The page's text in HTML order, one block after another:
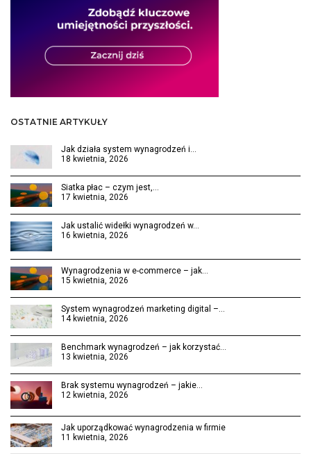
OSTATNIE ARTYKUŁY
Jak działa system wynagrodzeń i…
18 kwietnia, 2026
Siatka płac – czym jest,…
17 kwietnia, 2026
Jak ustalić widełki wynagrodzeń w…
16 kwietnia, 2026
Wynagrodzenia w e-commerce – jak…
15 kwietnia, 2026
System wynagrodzeń marketing digital –…
14 kwietnia, 2026
Benchmark wynagrodzeń – jak korzystać…
13 kwietnia, 2026
Brak systemu wynagrodzeń – jakie…
12 kwietnia, 2026
Jak uporządkować wynagrodzenia w firmie
11 kwietnia, 2026